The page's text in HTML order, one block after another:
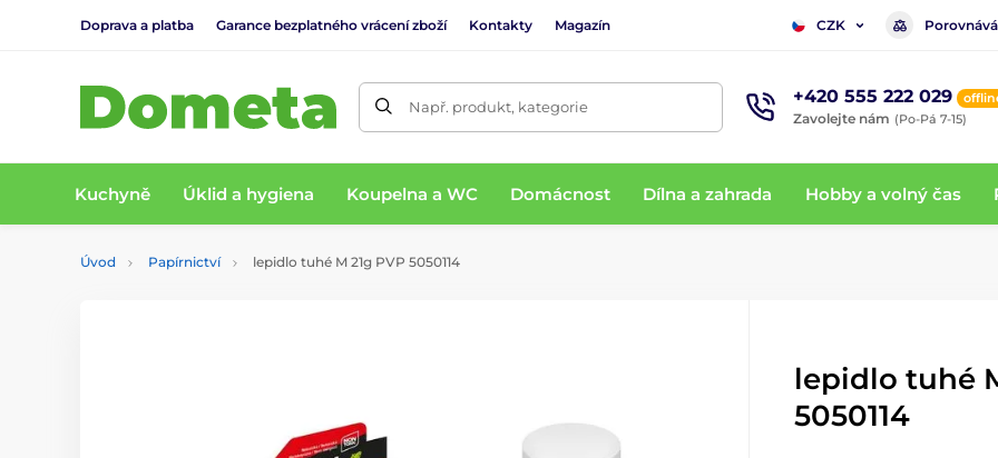
Doprava a platba Garance bezplatného vrácení zboží Kontakty Magazín CZK
Např. produkt, kategorie +420 555 222 029
Zavolejte nám (Po-Pá 7-15)
Kuchyně Úklid a hygiena Koupelna a WC Domácnost Dílna a zahrada Hobby a volný čas
Úvod Papírnictví lepidlo tuhé M 21g PVP 5050114
lepidlo tuhé
5050114